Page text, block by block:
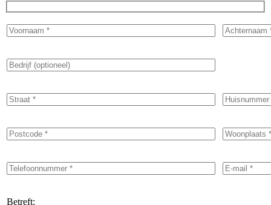
Betreft: